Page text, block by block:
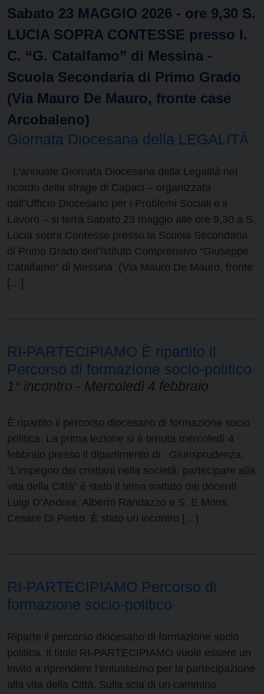
Sabato 23 MAGGIO 2026 - ore 9,30 S.
LUCIA SOPRA CONTESSE presso I.
C. “G. Catalfamo” di Messina -
Scuola Secondaria di Primo Grado
(Via Mauro De Mauro, fronte case
Arcobaleno)
Giornata Diocesana della LEGALITÀ
L’annuale Giornata Diocesana della Legalità nel
ricordo della strage di Capaci – organizzata
dall’Ufficio Diocesano per i Problemi Sociali e il
Lavoro – si terrà Sabato 23 maggio alle ore 9,30 a S.
Lucia sopra Contesse presso la Scuola Secondaria
di Primo Grado dell’Istituto Comprensivo “Giuseppe
Catalfamo” di Messina (Via Mauro De Mauro, fronte
[…]
RI-PARTECIPIAMO È ripartito il
Percorso di formazione socio-politico
1° incontro - Mercoledì 4 febbraio
È ripartito il percorso diocesano di formazione socio
politica. La prima lezione si è tenuta mercoledì 4
febbraio presso il dipartimento di Giurisprudenza.
“L’impegno dei cristiani nella società: partecipare alla
vita della Città” è stato il tema trattato dai docenti
Luigi D’Andrea, Alberto Randazzo e S. E Mons.
Cesare Di Pietro. È stato un incontro […]
RI-PARTECIPIAMO Percorso di
formazione socio-politico
Riparte il percorso diocesano di formazione socio
politica. Il titolo RI-PARTECIPIAMO vuole essere un
invito a riprendere l’entusiasmo per la partecipazione
alla vita della Città. Sulla scia di un cammino